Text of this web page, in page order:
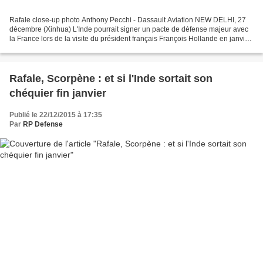
Rafale close-up photo Anthony Pecchi - Dassault Aviation NEW DELHI, 27
décembre (Xinhua) L'Inde pourrait signer un pacte de défense majeur avec
la France lors de la visite du président français François Hollande en janvier
Rafale, Scorpène : et si l'Inde sortait son
chéquier fin janvier
Publié le 22/12/2015 à 17:35
Par RP Defense